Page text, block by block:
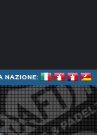
NAZIONE: